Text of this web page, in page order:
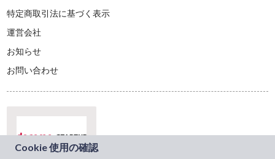
特定商取引法に基づく表示
運営会社
お知らせ
お問い合わせ